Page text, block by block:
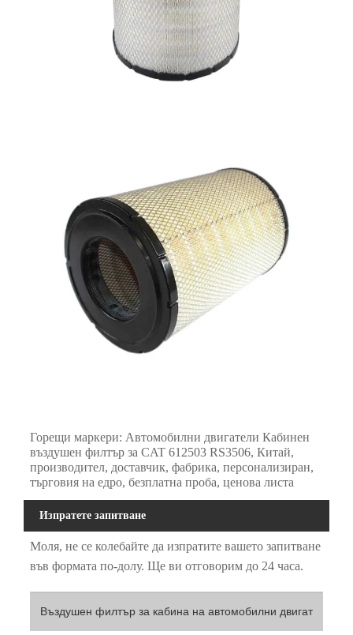
Горещи маркери: Автомобилни двигатели Кабинен
въздушен филтър за CAT 612503 RS3506, Китай,
производител, доставчик, фабрика, персонализиран,
търговия на едро, безплатна проба, ценова листа
Изпратете запитване
Моля, не се колебайте да изпратите вашето запитване
във формата по-долу. Ще ви отговорим до 24 часа.